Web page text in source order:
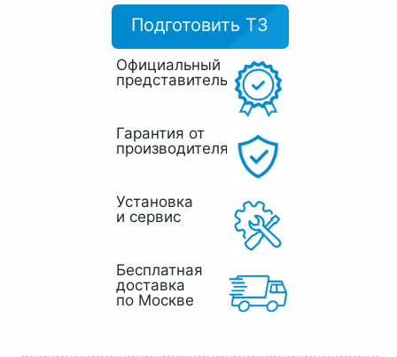
Подготовить ТЗ
Официальный
представитель
Гарантия от
производителя
Установка
и сервис
Бесплатная
доставка
по Москве